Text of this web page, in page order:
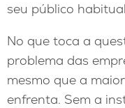
seu público
No que toca a
problema das
mesmo que a
enfrenta. Sem a